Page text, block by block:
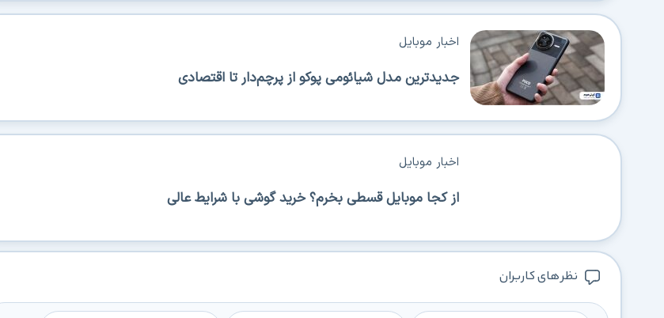
جدیدترین مدل شیائومی پوکو از پرچم‌دار تا اقتصادی
اخبار موبایل
از کجا موبایل قسطی بخرم؟ خرید گوشی با شرایط عالی
اخبار موبایل
نظر های کاربران